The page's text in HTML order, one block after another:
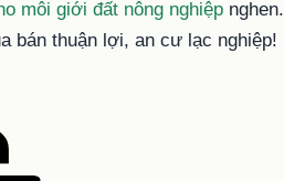
môi giới đất nông nghiệp nghen.
bán thuận lợi, an cư lạc nghiệp!